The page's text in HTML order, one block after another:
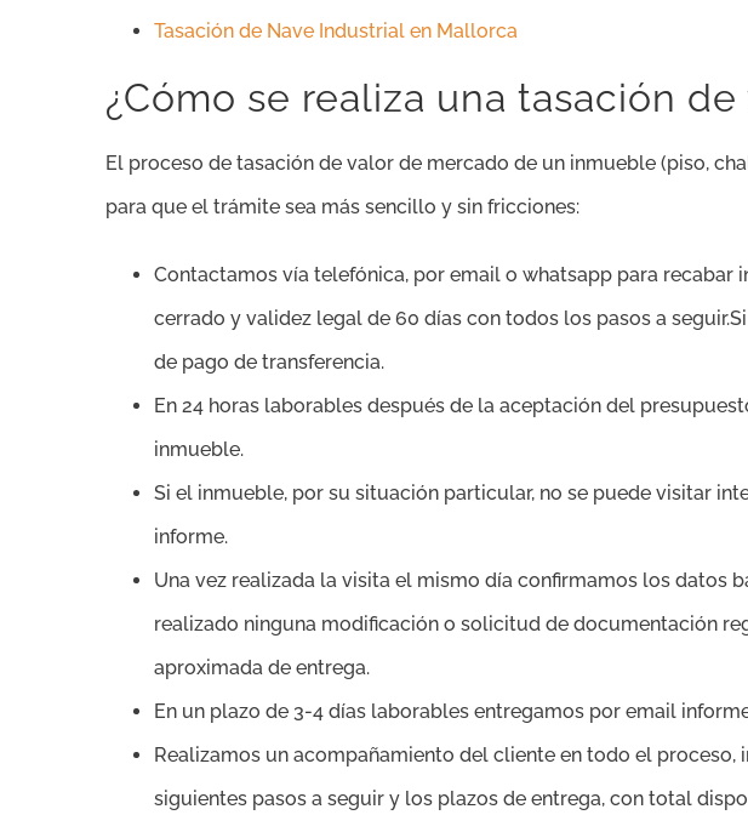
Tasación de Nave Industrial en Mallorca
¿Cómo se realiza una tasación
El proceso de tasación de valor de mercado de un inmueble (piso,
para que el trámite sea más sencillo y sin fricciones:
Contactamos vía telefónica, por email o whatsapp para
cerrado y validez legal de 60 días con todos los pasos a
de pago de transferencia.
En 24 horas laborables después de la aceptación del
inmueble.
Si el inmueble, por su situación particular, no se puede visitar
informe.
Una vez realizada la visita el mismo día confirmamos los datos
realizado ninguna modificación o solicitud de documentación
aproximada de entrega.
En un plazo de 3-4 días laborables entregamos por email
Realizamos un acompañamiento del cliente en todo el
siguientes pasos a seguir y los plazos de entrega, con total